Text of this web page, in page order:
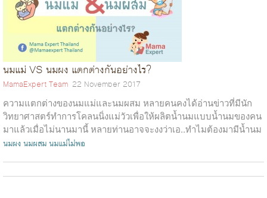
นมแม่ VS นมผง แตกต่างกันอย่างไร?
MamaExpert Team 22 November 2017
ความแตกต่างของนมแม่และนมผสม หลายคนคงได้อ่านข่าวที่มีนัก
วิทยาศาสตร์ทำการโคลนนิ่งแม่วัวเพื่อให้ผลิตน้ำนมแบบน้ำนมของคน
มาแล้วเมื่อไม่นานมานี้ หลายท่านอาจจะงงว่าเอ..ทำไมต้องมามีน้ำนม
เหมือนน้ำนมของคน ห...
นมผงนมผสมนมแม่ไม่พอ